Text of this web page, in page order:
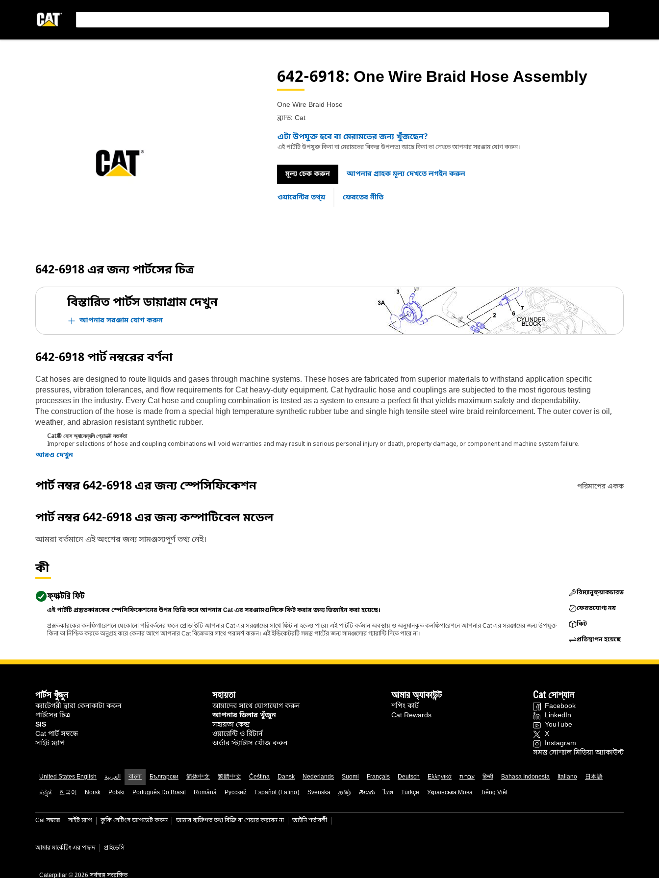
642-6918: One Wire Braid Hose Assembly
One Wire Braid Hose
ব্র্যান্ড: Cat
এটা উপযুক্ত হবে বা মেরামতের জন্য খুঁজছেন?
এই পার্টটি উপযুক্ত কিনা বা মেরামতের বিকল্প উপলভ্য আছে কিনা তা দেখতে আপনার সরঞ্জাম যোগ করুন।
মূল্য চেক করুন আপনার গ্রাহক মূল্য দেখতে লগইন করুন
ওয়ারেন্টির তথ্য় ফেরতের নীতি
642-6918এর জন্য পার্টসের চিত্র
বিস্তারিত পার্টস ডায়াগ্রাম দেখুন
আপনার সরঞ্জাম যোগ করুন
642-6918পার্ট নম্বরের বর্ণনা
Cat hoses are designed to route liquids and gases through machine systems. These hoses are fabricated from superior materials to withstand application specific
pressures, vibration tolerances, and flow requirements for Cat heavy-duty equipment. Cat hydraulic hose and couplings are subjected to the most rigorous testing
processes in the industry. Every Cat hose and coupling combination is tested as a system to ensure a perfect fit that yields maximum safety and dependability.
The construction of the hose is made from a special high temperature synthetic rubber tube and single high tensile steel wire braid reinforcement. The outer cover is oil,
weather, and abrasion resistant synthetic rubber.
Cat® হোস অ্যাসেম্বলি প্রোডাক্ট সতর্কতা
Improper selections of hose and coupling combinations will void warranties and may result in serious personal injury or death, property damage, or component and machine system failure.
আরও দেখুন
পার্ট নম্বর642-6918এর জন্য স্পেসিফিকেশন পরিমাপের একক
পার্ট নম্বর642-6918এর জন্য কম্পাটিবেল মডেল
আমরা বর্তমানে এই অংশের জন্য সামঞ্জস্যপূর্ণ তথ্য নেই।
কী
ফ্যাক্টরি ফিট
এই পার্টটি প্রস্তুতকারকের স্পেসিফিকেশনের উপর ভিত্তি করে আপনার Cat এর সরঞ্জামগুলিকে ফিট করার জন্য ডিজাইন করা হয়েছে।
প্রস্তুতকারকের কনফিগারেশনে যেকোনো পরিবর্তনের ফলে প্রোডাক্টটি আপনার Cat এর সরঞ্জামের সাথে ফিট না হতেও পারে। এই পার্টটি বর্তমান অবস্থায় ও অনুমানকৃত কনফিগারেশনে আপনার Cat এর সরঞ্জামের জন্য উপযুক্ত
কিনা তা নিশ্চিত করতে অনুগ্রহ করে কেনার আগে আপনার Cat বিক্রেতার সাথে পরামর্শ করুন। এই ইন্ডিকেটরটি সমস্ত পার্টের জন্য সামঞ্জস্যের গ্যারান্টি দিতে পারে না।
রিম্যানুফ্য়াকচারড
ফেরতযোগ্য নয়
কিট
প্রতিস্থাপন হয়েছে
পার্টস খুঁজুন
ক্যাটেগরী দ্বারা কেনাকাটা করুন
পার্টসের চিত্র
SIS
Cat পার্ট সম্বন্ধে
সাইট ম্যাপ
সহায়তা
আমাদের সাথে যোগাযোগ করুন
আপনার ডিলার খুঁজুন
সহায়তা কেন্দ্র
ওয়ারেন্টি ও রিটার্ন
অর্ডার স্ট্যাটাস খোঁজ করুন
আমার অ্যাকাউন্ট
শপিং কার্ট
Cat Rewards
Cat সোশ্যাল
Facebook
LinkedIn
YouTube
X
Instagram
সমস্ত সোশ্যাল মিডিয়া অ্যাকাউন্ট
United States English العربية বাংলা Български 简体中文 繁體中文 Čeština Dansk Nederlands Suomi Français Deutsch Ελληνικά עברית हिन्दी Bahasa Indonesia Italiano
日本語
ಕನ್ನಡ
한국어 Norsk Polski Português Do Brasil Română Русский Español (Latino) Svenska தமிழ் తెలుగు ไทย Türkçe Українська Мова Tiếng Việt
Cat সম্বন্ধে সাইট ম্যাপ কুকি সেটিংস আপডেট করুন আমার ব্যক্তিগত তথ্য বিক্রি বা শেয়ার করবেন না আইনি শর্তাবলী
আমার মার্কেটিং এর পছন্দ প্রাইভেসি
Caterpillar © 2026 সর্বস্বত্ব সংরক্ষিত